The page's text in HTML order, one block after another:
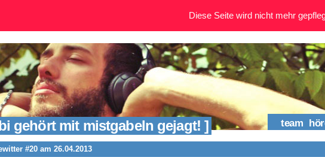
gehört mit mistgabeln gejagt! ] team
#20 am 26.04.2013
Diese Seite wird nicht mehr